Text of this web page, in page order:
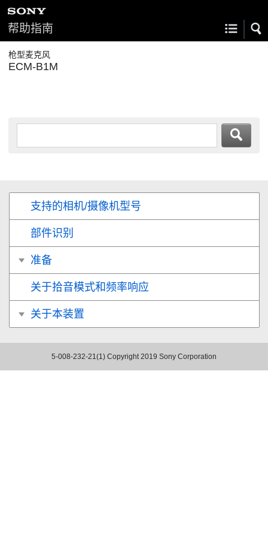
帮助指南
枪型麦克风
ECM-B1M
支持的相机/摄像机型号
部件识别
准备
关于拾音模式和频率响应
关于本装置
5-008-232-21(1) Copyright 2019 Sony Corporation